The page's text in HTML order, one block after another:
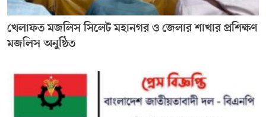
খেলাফত মজলিস সিলেট মহানগর ও জেলার শাখার প্রশিক্ষণ
মজলিস অনুষ্ঠিত